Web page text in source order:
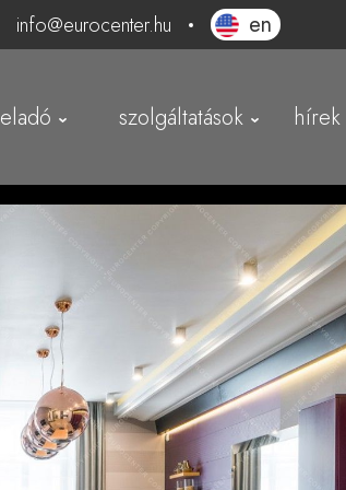
info@eurocenter.hu en
eladó szolgáltatások hírek